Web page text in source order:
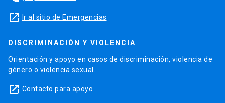
launch Ir al sitio de Emergencias
DISCRIMINACIÓN Y VIOLENCIA
Orientación y apoyo en casos de discriminación, violencia de
género o violencia sexual.
launch Contacto para apoyo